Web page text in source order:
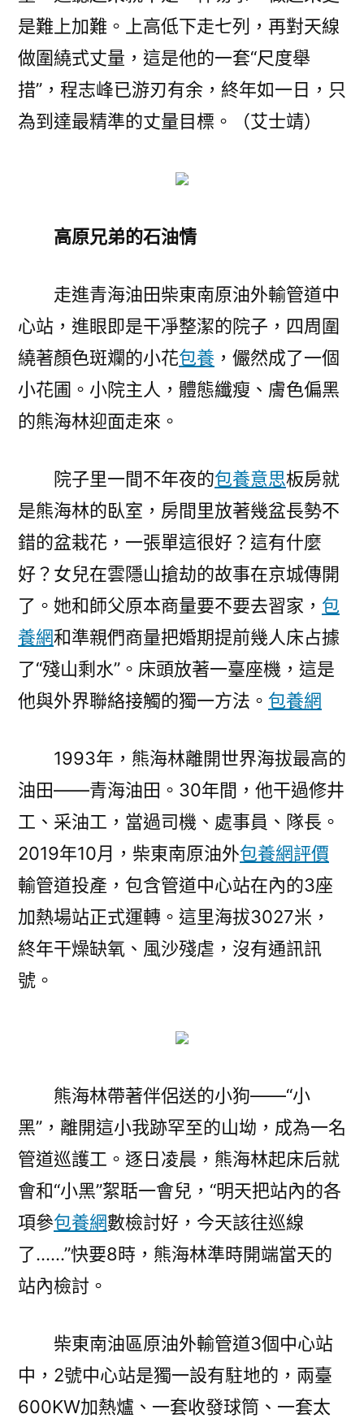
是難上加難。上高低下走七列，再對天線
做圍繞式丈量，這是他的一套“尺度舉
措”，程志峰已游刃有余，終年如一日，只
為到達最精準的丈量目標。（艾士靖）
高原兄弟的石油情
走進青海油田柴東南原油外輸管道中
心站，進眼即是干凈整潔的院子，四周圍
繞著顏色斑斕的小花包養 ，儼然成了一個
小花圃。小院主人，體態纖瘦、膚色偏黑
的熊海林迎面走來。
院子里一間不年夜的包養意思板房就
是熊海林的臥室，房間里放著幾盆長勢不
錯的盆栽花，一張單這很好？這有什麼
好？女兒在雲隱山搶劫的故事在京城傳開
了。她和師父原本商量要不要去習家， 包
養網和準親們商量把婚期提前幾人床占據
了“殘山剩水”。床頭放著一臺座機，這是
他與外界聯絡接觸的獨一方法。 包養網
1993年，熊海林離開世界海拔最高的
油田——青海油田。30年間，他干過修井
工、采油工，當過司機、處事員、隊長。
2019年10月，柴東南原油外包養網評價
輸管道投產，包含管道中心站在內的3座
加熱場站正式運轉。這里海拔3027米，
終年干燥缺氧、風沙殘虐，沒有通訊訊
號。
熊海林帶著伴侶送的小狗——“小
黑”，離開這小我跡罕至的山坳，成為一名
管道巡護工。逐日凌晨，熊海林起床后就
會和“小黑”絮聒一會兒，“明天把站內的各
項參包養網數檢討好，今天該往巡線
了……”快要8時，熊海林準時開端當天的
站內檢討。
柴東南油區原油外輸管道3個中心站
中，2號中心站是獨一設有駐地的，兩臺
600KW加熱爐、一套收發球筒、一套太